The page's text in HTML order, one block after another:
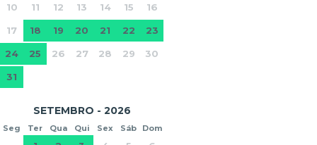
10 11 12 13 14 15 16
17 18 19 20 21 22 23
24 25 26 27 28 29 30
31
SETEMBRO - 2026
Seg Ter Qua Qui Sex Sáb Dom